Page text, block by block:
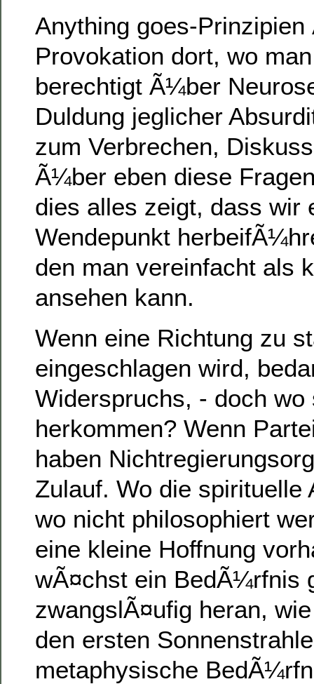
Anything goes-
Provokation dort, wo
berechtigt Ã¼ber
Duldung jeglicher
zum Verbrechen,
Ã¼ber eben diese
dies alles zeigt, dass wir
Wendepunkt
den man vereinfacht als
ansehen kann.
Wenn eine Richtung zu
eingeschlagen wird,
Widerspruchs, - doch wo
herkommen? Wenn
haben
Zulauf. Wo die spirituelle
wo nicht philosophiert
eine kleine Hoffnung
wÃ¤chst ein BedÃ¼rfnis
zwangslÃ¤ufig heran,
den ersten
metaphysische